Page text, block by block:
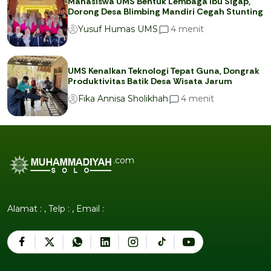
Dorong Desa Blimbing Mandiri Cegah Stunting
Yusuf Humas UMS
4 menit
UMS Kenalkan Teknologi Tepat Guna, Dongrak
Produktivitas Batik Desa Wisata Jarum
Fika Annisa Sholikhah
4 menit
.com
Alamat : , Telp : , Email :